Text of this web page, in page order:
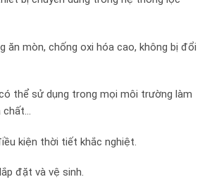
ăn mòn, chống oxi hóa cao, không bị đổi
thể sử dụng trong mọi môi trường làm
chất…
kiện thời tiết khắc nghiệt.
đặt và vệ sinh.